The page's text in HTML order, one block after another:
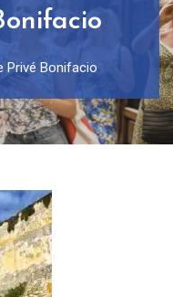
Privé Bonifacio